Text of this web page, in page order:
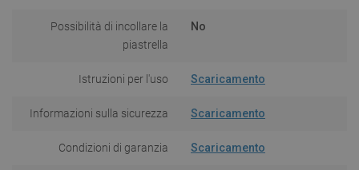
Possibilità di incollare la
piastrella
No
Istruzioni per l'uso Scaricamento
Informazioni sulla sicurezza Scaricamento
Condizioni di garanzia Scaricamento